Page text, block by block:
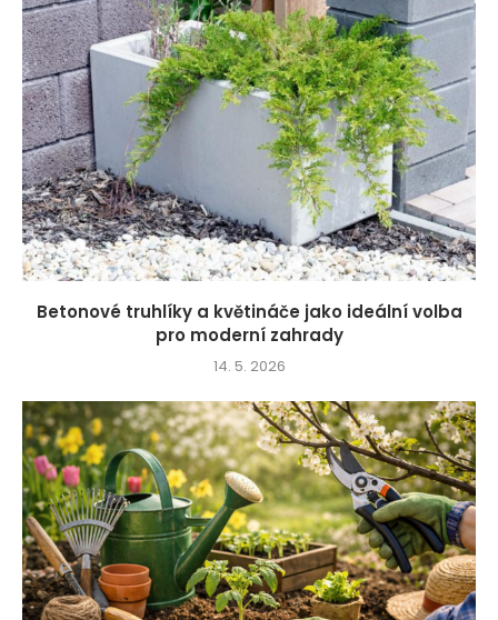
Betonové truhlíky a květináče jako ideální volba
pro moderní zahrady
14. 5. 2026